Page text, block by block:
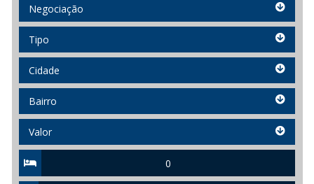
Negociação
Tipo
Cidade
Cidade
Bairro
Valor
Valor
Quartos